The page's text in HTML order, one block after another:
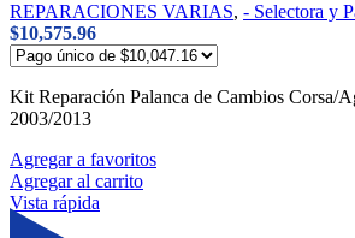
REPARACIONES VARIAS, - Selectora y
$10,575.96
Kit Reparación Palanca de Cambios Corsa/
2003/2013
Agregar a favoritos
Agregar al carrito
Vista rápida